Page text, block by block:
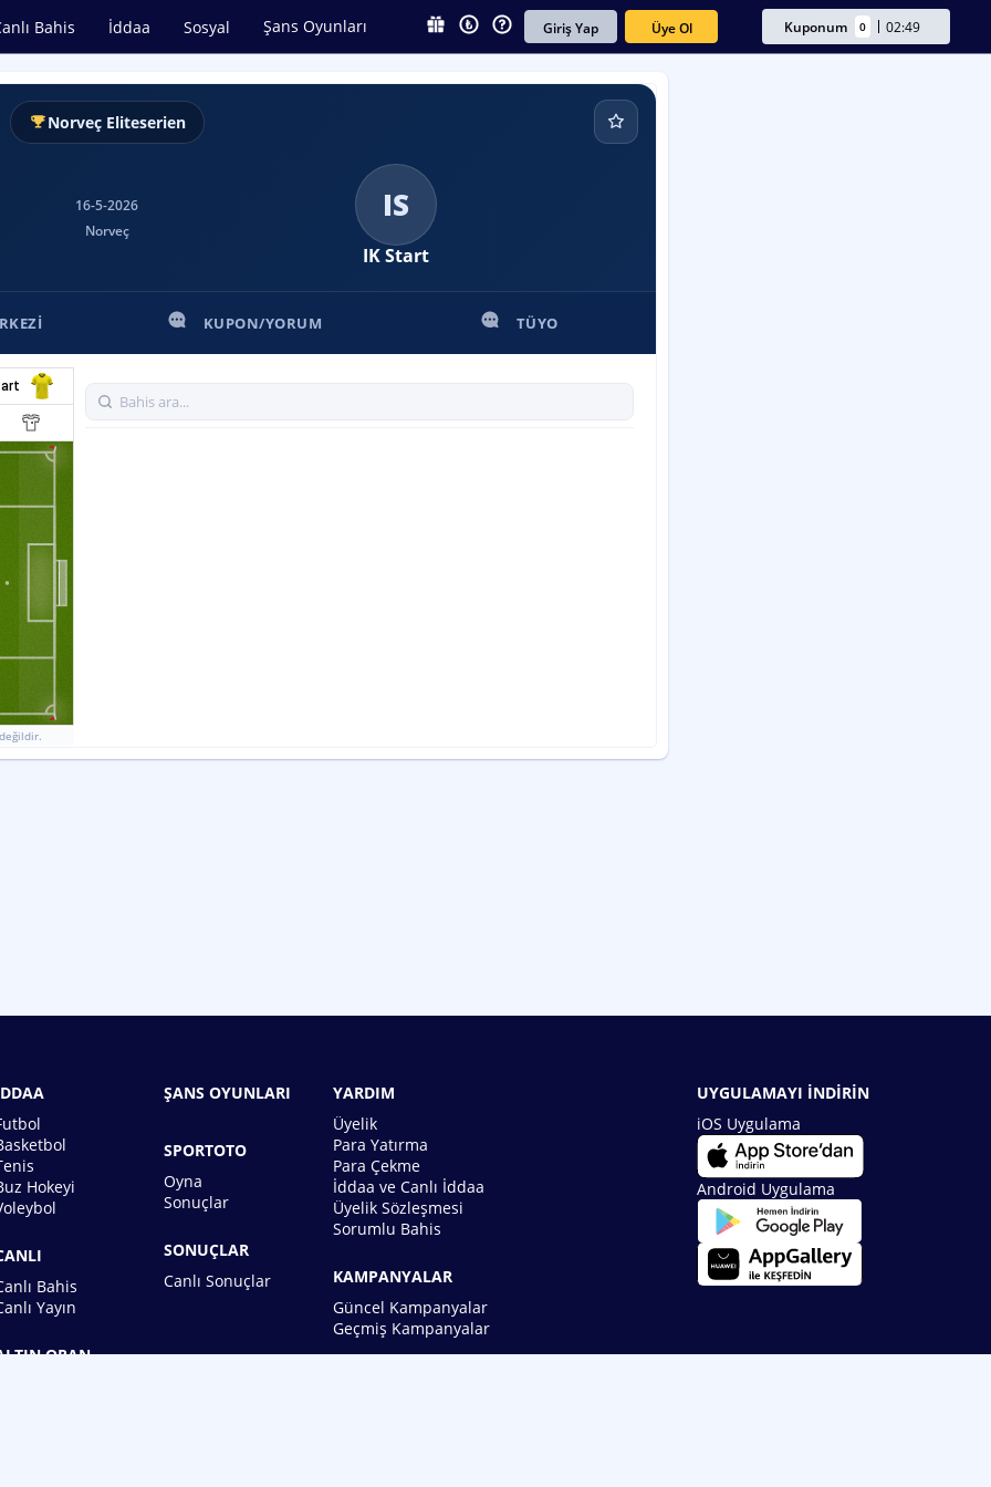
Bahis İddaa Sosyal Şans Oyunları Giriş Yap Üye Ol Kuponum 0 02:49
Norveç Eliteserien
16-5-2026
Norveç
IS
IK Start
KUPON/YORUM TÜYO
M G
Hokeyi
Bahis
Yayın
ORAN
ŞANS OYUNLARI
SPORTOTO
Oyna
Sonuçlar
SONUÇLAR
Canlı Sonuçlar
YARDIM
Üyelik
Para Yatırma
Para Çekme
İddaa ve Canlı İddaa
Üyelik Sözleşmesi
Sorumlu Bahis
KAMPANYALAR
Güncel Kampanyalar
Geçmiş Kampanyalar
UYGULAMAYI İNDİRİN
iOS Uygulama
Android Uygulama